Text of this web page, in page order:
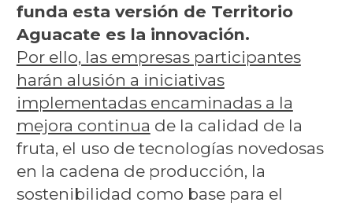
funda esta versión de Territorio
Aguacate es la innovación.
Por ello, las empresas participantes
harán alusión a iniciativas
implementadas encaminadas a la
mejora continua de la calidad de la
fruta, el uso de tecnologías novedosas
en la cadena de producción, la
sostenibilidad como base para el